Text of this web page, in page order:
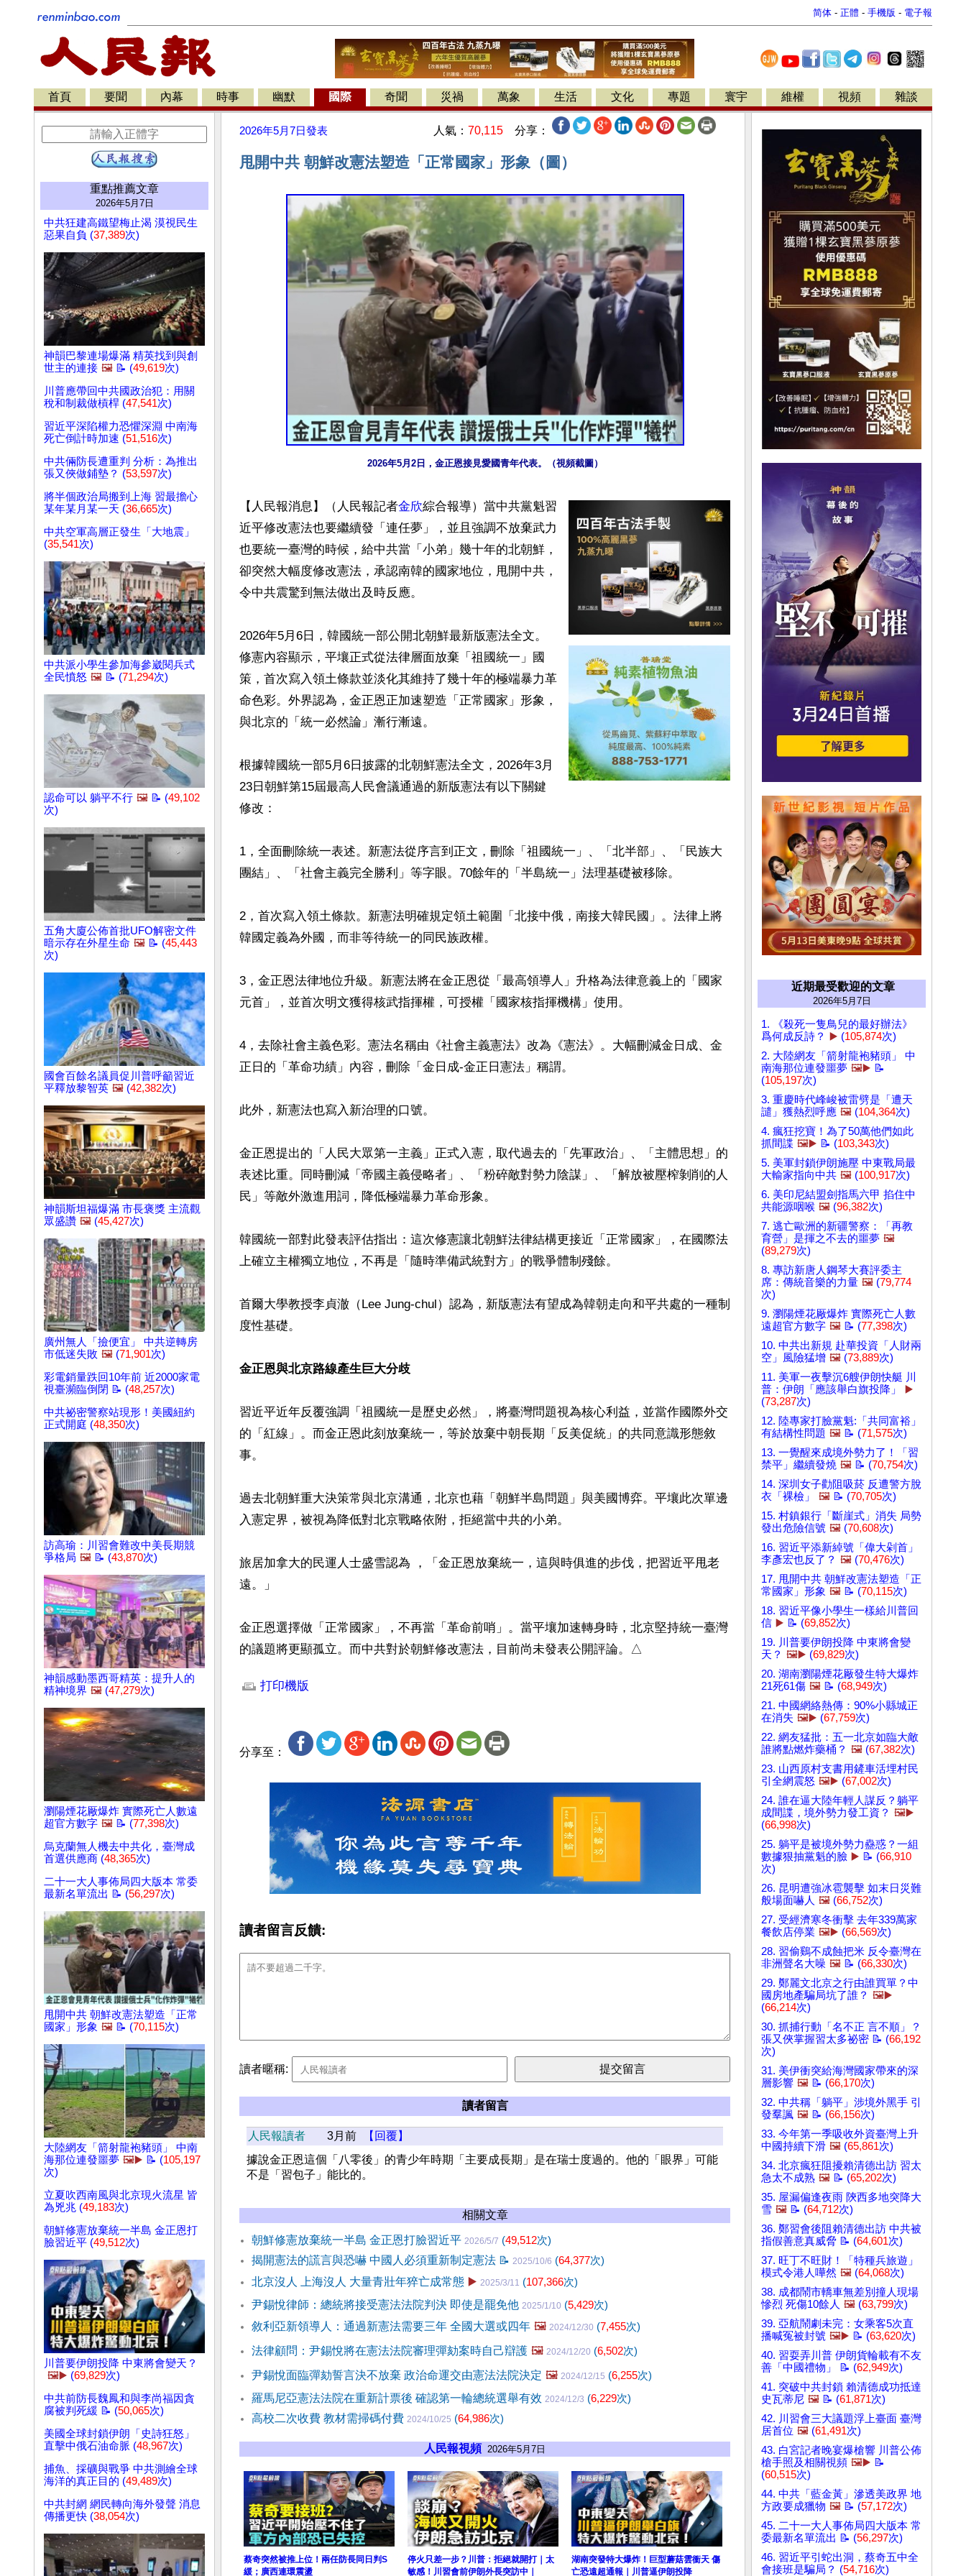
简体 - 正體 - 手機版 - 電子報
首頁 要聞 內幕 時事 幽默 國際 奇聞 災禍 萬象 生活 文化 專題 寰宇 維權 視頻 雜談
重點推薦文章
2026年5月7日
中共狂建高鐵望梅止渴 漠視民生
惡果自負 (37,389次)
神韻巴黎連場爆滿 精英找到與創
世主的連接 🖼️ 📝 (49,619次)
川普應帶回中共國政治犯：用關
稅和制裁做槓桿 (47,541次)
習近平深陷權力恐懼深淵 中南海
死亡倒計時加速 (51,516次)
中共倆防長遭重判 分析：為推出
張又俠做鋪墊？ (53,597次)
將半個政治局搬到上海 習最擔心
某年某月某一天 (36,665次)
中共空軍高層正發生「大地震」
(35,541次)
中共派小學生參加海參崴閱兵式
全民憤怒 🖼️ 📝 (71,294次)
認命可以 躺平不行 🖼️ 📝 (49,102
次)
五角大廈公佈首批UFO解密文件
暗示存在外星生命 🖼️ 📝 (45,443
次)
國會百餘名議員促川普呼籲習近
平釋放黎智英 🖼️ (42,382次)
神韻斯坦福爆滿 市長褒獎 主流觀
眾盛讚 🖼️ (45,427次)
廣州無人「撿便宜」 中共逆轉房
市低迷失敗 🖼️ (71,901次)
彩電銷量跌回10年前 近2000家電
視臺瀕臨倒閉 📝 (48,257次)
中共祕密警察站現形！美國紐約
正式開庭 (48,350次)
訪高瑜：川習會難改中美長期競
爭格局 🖼️ 📝 (43,870次)
神韻感動墨西哥精英：提升人的
精神境界 🖼️ (47,279次)
瀏陽煙花厰爆炸 實際死亡人數遠
超官方數字 🖼️ 📝 (77,398次)
烏克蘭無人機去中共化，臺灣成
首選供應商 (48,365次)
二十一大人事佈局四大版本 常委
最新名單流出 📝 (56,297次)
甩開中共 朝鮮改憲法塑造「正常
國家」形象 🖼️ 📝 (70,115次)
大陸網友「箭射龍袍豬頭」 中南
海那位連發噩夢 🖼️▶️ 📝 (105,197
次)
立夏吹西南風與北京現火流星 皆
為兇兆 (49,183次)
朝鮮修憲放棄統一半島 金正恩打
臉習近平 (49,512次)
川普要伊朗投降 中東將會變天？
🖼️▶️ (69,829次)
中共前防長魏鳳和與李尚福因貪
腐被判死緩 📝 (50,065次)
美國全球封鎖伊朗「史詩狂怒」
直擊中俄石油命脈 (48,967次)
捕魚、採礦與戰爭 中共測繪全球
海洋的真正目的 (49,489次)
中共封網 網民轉向海外發聲 消息
傳播更快 (38,054次)
2026年5月7日發表 人氣： 70,115 分享：
甩開中共 朝鮮改憲法塑造「正常國家」形象（圖）
2026年5月2日，金正恩接見愛國青年代表。（視頻截圖）
【人民報消息】（人民報記者金欣綜合報導）當中共黨魁習
近平修改憲法也要繼續發「連任夢」，並且強調不放棄武力
也要統一臺灣的時候，給中共當「小弟」幾十年的北朝鮮，
卻突然大幅度修改憲法，承認南韓的國家地位，甩開中共，
令中共震驚到無法做出及時反應。
2026年5月6日，韓國統一部公開北朝鮮最新版憲法全文。
修憲內容顯示，平壤正式從法律層面放棄「祖國統一」國
策，首次寫入領土條款並淡化其維持了幾十年的極端暴力革
命色彩。外界認為，金正恩正加速塑造「正常國家」形象，
與北京的「統一必然論」漸行漸遠。
根據韓國統一部5月6日披露的北朝鮮憲法全文，2026年3月
23日朝鮮第15屆最高人民會議通過的新版憲法有以下關鍵
修改：
1，全面刪除統一表述。新憲法從序言到正文，刪除「祖國統一」、「北半部」、「民族大
團結」、「社會主義完全勝利」等字眼。70餘年的「半島統一」法理基礎被移除。
2，首次寫入領土條款。新憲法明確規定領土範圍「北接中俄，南接大韓民國」。法律上將
韓國定義為外國，而非等待統一的同民族政權。
3，金正恩法律地位升級。新憲法將在金正恩從「最高領導人」升格為法律意義上的「國家
元首」，並首次明文獲得核武指揮權，可授權「國家核指揮機構」使用。
4，去除社會主義色彩。憲法名稱由《社會主義憲法》改為《憲法》。大幅刪減金日成、金
正日的「革命功績」內容，刪除「金日成-金正日憲法」稱謂。
此外，新憲法也寫入新治理的口號。
金正恩提出的「人民大眾第一主義」正式入憲，取代過去的「先軍政治」、「主體思想」的
表述比重。同時刪減「帝國主義侵略者」、「粉碎敵對勢力陰謀」、「解放被壓榨剝削的人
民」等敵外激進用詞，降低極端暴力革命形象。
韓國統一部對此發表評估指出：這次修憲讓北朝鮮法律結構更接近「正常國家」，在國際法
上確立主權獨立地位，不再是「隨時準備武統對方」的戰爭體制殘餘。
首爾大學教授李貞澈（Lee Jung-chul）認為，新版憲法有望成為韓朝走向和平共處的一種制
度性基礎。
金正恩與北京路線產生巨大分歧
習近平近年反覆強調「祖國統一是歷史必然」，將臺灣問題視為核心利益，並當作國際外交
的「紅線」。而金正恩此刻放棄統一，等於放棄中朝長期「反美促統」的共同意識形態敘
事。
過去北朝鮮重大決策常與北京溝通，北京也藉「朝鮮半島問題」與美國博弈。平壤此次單邊
入憲定界，被視為降低對北京戰略依附，拒絕當中共的小弟。
旅居加拿大的民運人士盛雪認為 ，「金正恩放棄統一，這與時俱進的步伐，把習近平甩老
遠。」
金正恩選擇做「正常國家」，不再當「革命前哨」。當平壤加速轉身時，北京堅持統一臺灣
的議題將更顯孤立。而中共對於朝鮮修改憲法，目前尚未發表公開評論。△
打印機版
分享至：
讀者留言反饋:
讀者暱稱:
讀者留言
人民報讀者 3月前
【回覆】
據說金正恩這個「八零後」的青少年時期「主要成長期」是在瑞士度過的。他的「眼界」可能
不是「習包子」能比的。
相關文章
朝鮮修憲放棄統一半島 金正恩打臉習近平 2026/5/7 (49,512次)
揭開憲法的謊言與恐嚇 中國人必須重新制定憲法 📝 2025/10/6 (64,377次)
北京沒人 上海沒人 大量青壯年猝亡成常態 ▶️ 2025/3/11 (107,366次)
尹錫悅律師：總統將接受憲法法院判決 即使是罷免他 2025/1/10 (5,429次)
敘利亞新領導人：通過新憲法需要三年 全國大選或四年 🖼️ 2024/12/30 (7,455次)
法律顧問：尹錫悅將在憲法法院審理彈劾案時自己辯護 🖼️ 2024/12/20 (6,502次)
尹錫悅面臨彈劾誓言決不放棄 政治命運交由憲法法院決定 🖼️ 2024/12/15 (6,255次)
羅馬尼亞憲法法院在重新計票後 確認第一輪總統選舉有效 2024/12/3 (6,229次)
高校二次收費 教材需掃碼付費 2024/10/25 (64,986次)
人民報視頻 2026年5月7日
蔡奇突然被推上位！兩任防長同日判S
緩；廣西連環震盪
停火只差一步？川普：拒絕就開打｜太
敏感！川習會前伊朗外長突訪中｜
湖南突發特大爆炸！巨型蘑菇雲衝天 傷
亡恐遠超通報｜川普逼伊朗投降
近期最受歡迎的文章
2026年5月7日
1. 《殺死一隻鳥兒的最好辦法》
爲何成反詩？
▶️ (105,874次)
2. 大陸網友「箭射龍袍豬頭」 中
南海那位連發噩夢 🖼️▶️ 📝
(105,197次)
3. 重慶時代峰峻被雷劈是「遭天
譴」獲熱烈呼應 🖼️ (104,364次)
4. 瘋狂挖寶！為了50萬他們如此
抓間諜 🖼️▶️ 📝 (103,343次)
5. 美軍封鎖伊朗施壓 中東戰局最
大輸家指向中共 🖼️ (100,917次)
6. 美印尼結盟劍指馬六甲 掐住中
共能源咽喉 🖼️ (96,382次)
7. 逃亡歐洲的新疆警察：「再教
育營」是揮之不去的噩夢 🖼️
(89,279次)
8. 專訪新唐人鋼琴大賽評委主
席：傳統音樂的力量 🖼️ (79,774
次)
9. 瀏陽煙花厰爆炸 實際死亡人數
遠超官方數字 🖼️ 📝 (77,398次)
10. 中共出新規 赴華投資「人財兩
空」風險猛增 🖼️ (73,889次)
11. 美軍一夜擊沉6艘伊朗快艇 川
普：伊朗「應該舉白旗投降」
▶️
(73,287次)
12. 陸專家打臉黨魁:「共同富裕」
有結構性問題 🖼️ 📝 (71,575次)
13. 一覺醒來成境外勢力了！「習
禁平」繼續發燒 🖼️ 📝 (70,754次)
14. 深圳女子勸阻吸菸 反遭警方脫
衣「裸檢」
🖼️ 📝 (70,705次)
15. 村鎮銀行「斷崖式」消失 局勢
發出危險信號 🖼️ (70,608次)
16. 習近平添新綽號「偉大剁首」
李彥宏也反了？ 🖼️ (70,476次)
17. 甩開中共 朝鮮改憲法塑造「正
常國家」形象 🖼️ 📝 (70,115次)
18. 習近平像小學生一樣給川普回
信 ▶️ 📝 (69,852次)
19. 川普要伊朗投降 中東將會變
天？ 🖼️▶️ (69,829次)
20. 湖南瀏陽煙花厰發生特大爆炸
21死61傷 🖼️ 📝 (68,949次)
21. 中國網絡熱傳：90%小縣城正
在消失 🖼️▶️ (67,759次)
22. 網友猛批：五一北京如臨大敵
誰將點燃炸藥桶？ 🖼️ (67,382次)
23. 山西原村支書用鏟車活埋村民
引全網震怒 🖼️▶️ (67,002次)
24. 誰在逼大陸年輕人謀反？躺平
成間諜，境外勢力發工資？ 🖼️▶️
(66,998次)
25. 躺平是被境外勢力蠱惑？一組
數據狠抽黨魁的臉 ▶️ 📝 (66,910
次)
26. 昆明遭強冰雹襲擊 如末日災難
般場面嚇人 🖼️ (66,752次)
27. 受經濟寒冬衝擊 去年339萬家
餐飲店停業 🖼️▶️ (66,569次)
28. 習偷鷄不成蝕把米 反令臺灣在
非洲聲名大噪 🖼️ 📝 (66,330次)
29. 鄭麗文北京之行由誰買單？中
國房地產騙局坑了誰？ 🖼️▶️
(66,214次)
30. 抓捕行動「名不正 言不順」？
張又俠掌握習太多祕密 📝 (66,192
次)
31. 美伊衝突給海灣國家帶來的深
層影響 🖼️ 📝 (66,170次)
32. 中共稱「躺平」涉境外黑手 引
發羣諷 🖼️ 📝 (66,156次)
33. 今年第一季吸收外資臺灣上升
中國持續下滑 🖼️ (65,861次)
34. 北京瘋狂阻擾賴清德出訪 習太
急太不成熟 🖼️ 📝 (65,202次)
35. 屋漏偏逢夜雨 陝西多地突降大
雪 🖼️ 📝 (64,712次)
36. 鄭習會後阻賴清德出訪 中共被
指假善意真威脅 📝 (64,601次)
37. 旺丁不旺財！「特種兵旅遊」
模式令港人嘩然 🖼️ (64,068次)
38. 成都鬧市轎車無差別撞人現場
慘烈 死傷10餘人 🖼️ (63,799次)
39. 亞航鬧劇未完：女乘客5次直
播喊冤被封號 🖼️▶️ 📝 (63,620次)
40. 習耍弄川普 伊朗貨輪載有不友
善「中國禮物」 📝 (62,949次)
41. 突破中共封鎖 賴清德成功抵達
史瓦蒂尼 🖼️ 📝 (61,871次)
42. 川習會三大議題浮上臺面 臺灣
居首位 🖼️ (61,491次)
43. 白宮記者晚宴爆槍響 川普公佈
槍手照及相關視頻 🖼️▶️ 📝
(60,515次)
44. 中共「藍金黃」滲透美政界 地
方政要成獵物 🖼️ 📝 (57,172次)
45. 二十一大人事佈局四大版本 常
委最新名單流出 📝 (56,297次)
46. 習近平引蛇出洞，蔡奇五中全
會接班是騙局？ (54,716次)